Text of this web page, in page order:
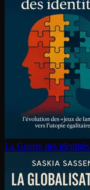
La Guerre des identités